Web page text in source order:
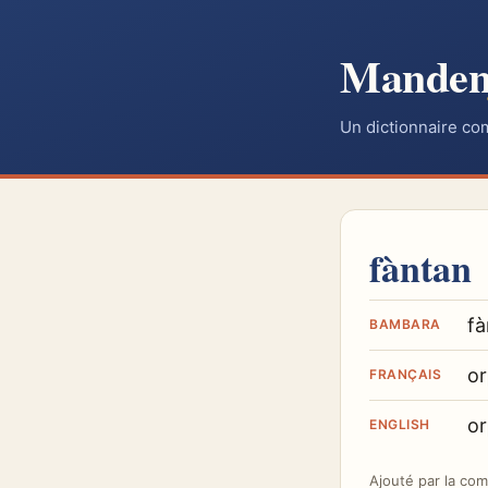
Un dictionnaire
fàntan
BAMBARA
FRANÇAIS
ENGLISH
Ajouté par la